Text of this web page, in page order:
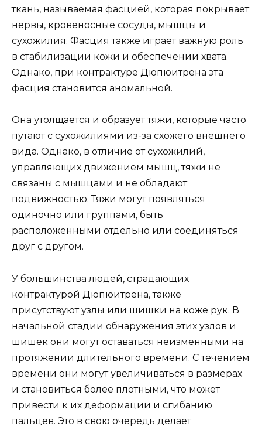
ткань, называемая фасцией, которая покрывает
нервы, кровеносные сосуды, мышцы и
сухожилия. Фасция также играет важную роль
в стабилизации кожи и обеспечении хвата.
Однако, при контрактуре Дюпюитрена эта
фасция становится аномальной.
Она утолщается и образует тяжи, которые часто
путают с сухожилиями из-за схожего внешнего
вида. Однако, в отличие от сухожилий,
управляющих движением мышц, тяжи не
связаны с мышцами и не обладают
подвижностью. Тяжи могут появляться
одиночно или группами, быть
расположенными отдельно или соединяться
друг с другом.
У большинства людей, страдающих
контрактурой Дюпюитрена, также
присутствуют узлы или шишки на коже рук. В
начальной стадии обнаружения этих узлов и
шишек они могут оставаться неизменными на
протяжении длительного времени. С течением
времени они могут увеличиваться в размерах
и становиться более плотными, что может
привести к их деформации и сгибанию
пальцев. Это в свою очередь делает